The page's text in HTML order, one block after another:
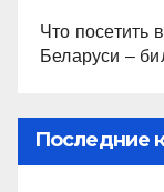
Что посетить
Беларуси –
Последние